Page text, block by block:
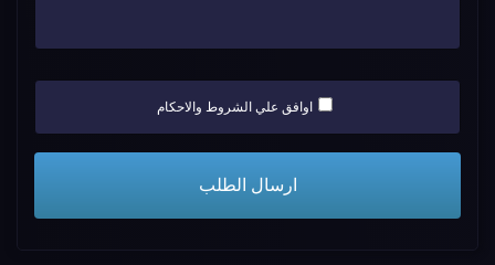
اوافق علي الشروط والاحكام